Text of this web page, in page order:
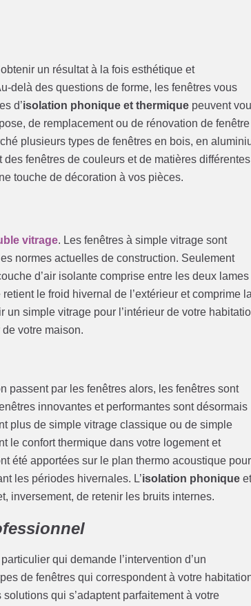
un résultat à la fois esthétique et
delà des questions de forme, les fenêtres vous
d’isolation phonique et thermique peuvent
de remplacement ou de rénovation de fenêtre
plusieurs types de fenêtres en bois, en
fenêtres de couleurs et de matières différentes
touche de décoration à vos pièces.
vitrage. Les fenêtres à simple vitrage sont
normes actuelles de construction. Seulement
d’air isolante comprise entre les deux lames
le froid hivernal de l’extérieur et comprime la
simple vitrage pour l’intérieur de votre
votre maison.
passent par les fenêtres alors, les fenêtres sont
innovantes et performantes sont désormais
plus de simple vitrage classique ou de simple
le confort thermique dans votre logement et
été apportées sur le plan thermo acoustique pour
les périodes hivernales. L’isolation phonique
inversement, de retenir les bruits internes.
qui demande l’intervention d’un
de fenêtres qui correspondent à votre
qui s’adaptent parfaitement à votre